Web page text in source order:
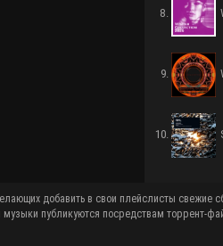
публикуются посредствам торрент-